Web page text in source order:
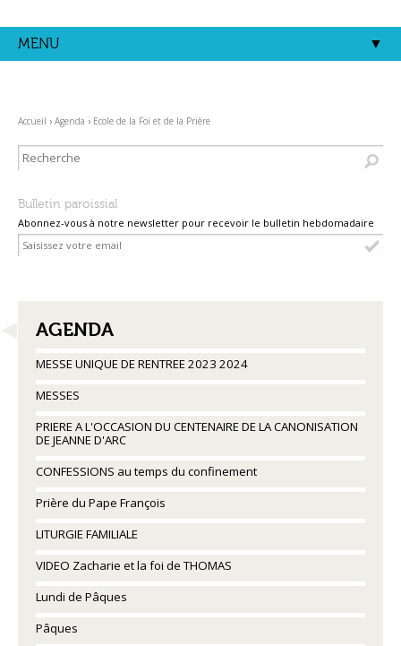
contenu.
|
MENU
Accueil › Agenda › Ecole de la Foi et de la Prière
Bulletin paroissial
Abonnez-vous à notre newsletter pour recevoir le bulletin hebdomadaire
NAVIGATION
AGENDA
MESSE UNIQUE DE RENTREE 2023 2024
MESSES
PRIERE A L'OCCASION DU CENTENAIRE DE LA CANONISATION
DE JEANNE D'ARC
CONFESSIONS au temps du confinement
Prière du Pape François
LITURGIE FAMILIALE
VIDEO Zacharie et la foi de THOMAS
Lundi de Pâques
Pâques